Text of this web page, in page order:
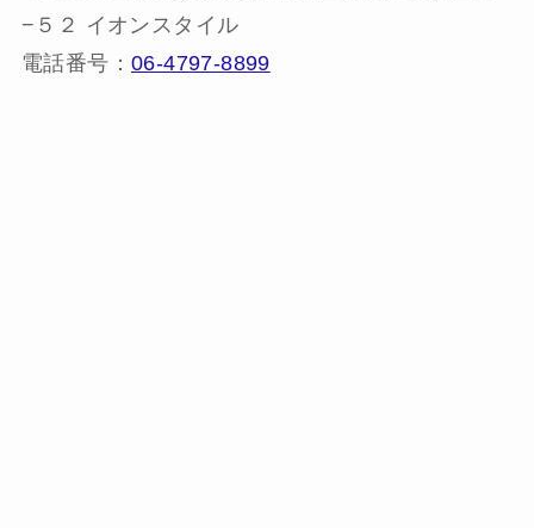
−５２ イオンスタイル
電話番号： 06-4797-8899